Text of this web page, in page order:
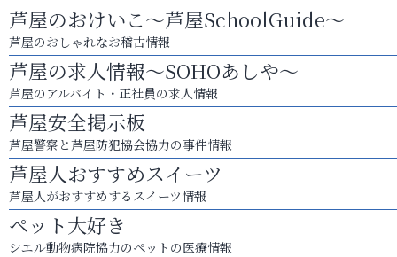
芦屋のおけいこ～芦屋SchoolGuide～
芦屋のおしゃれなお稽古情報
芦屋の求人情報～SOHOあしや～
芦屋のアルバイト・正社員の求人情報
芦屋安全掲示板
芦屋警察と芦屋防犯協会協力の事件情報
芦屋人おすすめスイーツ
芦屋人がおすすめするスイーツ情報
ペット大好き
シエル動物病院協力のペットの医療情報